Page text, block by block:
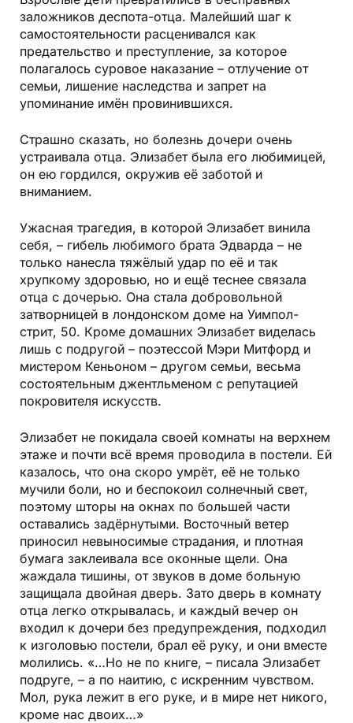
заложников деспота-отца. Малейший шаг к
самостоятельности расценивался как
предательство и преступление, за которое
полагалось суровое наказание – отлучение от
семьи, лишение наследства и запрет на
упоминание имён провинившихся.
Страшно сказать, но болезнь дочери очень
устраивала отца. Элизабет была его любимицей,
он ею гордился, окружив её заботой и
вниманием.
Ужасная трагедия, в которой Элизабет винила
себя, – гибель любимого брата Эдварда – не
только нанесла тяжёлый удар по её и так
хрупкому здоровью, но и ещё теснее связала
отца с дочерью. Она стала добровольной
затворницей в лондонском доме на Уимпол-
стрит, 50. Кроме домашних Элизабет виделась
лишь с подругой – поэтессой Мэри Митфорд и
мистером Кеньоном – другом семьи, весьма
состоятельным джентльменом с репутацией
покровителя искусств.
Элизабет не покидала своей комнаты на верхнем
этаже и почти всё время проводила в постели. Ей
казалось, что она скоро умрёт, её не только
мучили боли, но и беспокоил солнечный свет,
поэтому шторы на окнах по большей части
оставались задёрнутыми. Восточный ветер
приносил невыносимые страдания, и плотная
бумага заклеивала все оконные щели. Она
жаждала тишины, от звуков в доме больную
защищала двойная дверь. Зато дверь в комнату
отца легко открывалась, и каждый вечер он
входил к дочери без предупреждения, подходил
к изголовью постели, брал её руку, и они вместе
молились. «…Но не по книге, – писала Элизабет
подруге, – а по наитию, с искренним чувством.
Мол, рука лежит в его руке, и в мире нет никого,
кроме нас двоих…»